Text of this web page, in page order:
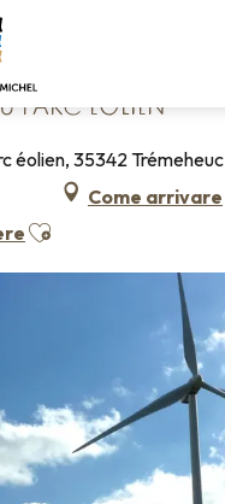
du Parc Éolien
PARC ÉOLIEN
éolien, 35342 Trémeheuc
Come arrivare
Ajouter aux favoris